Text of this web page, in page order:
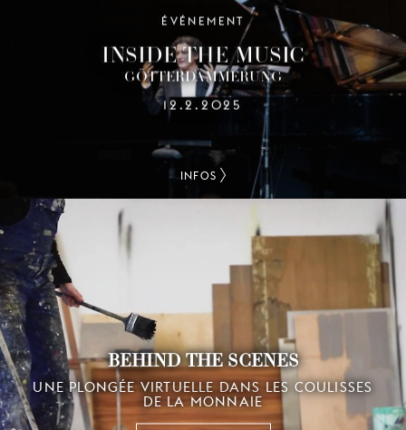
ÉVÉNEMENT
INSIDE THE MUSIC
GÖTTERDÄMMERUNG
12.2.2025
INFOS
BEHIND THE SCENES
UNE PLONGÉE VIRTUELLE DANS LES COULISSES
DE LA MONNAIE